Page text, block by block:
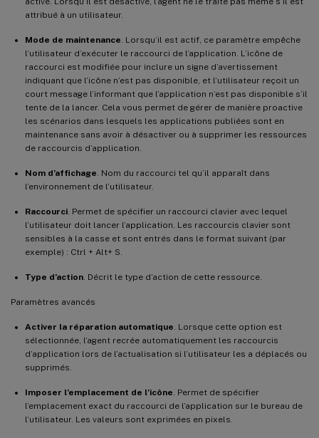
attribué à un utilisateur.
Mode de maintenance . Lorsqu’il est actif, ce paramètre empêche
l’utilisateur d’exécuter le raccourci de l’application. L’icône de
raccourci est modifiée pour inclure un signe d’avertissement
indiquant que l’icône n’est pas disponible, et l’utilisateur reçoit un
court message l’informant que l’application n’est pas disponible s’il
tente de la lancer. Cela vous permet de gérer de manière proactive
les scénarios dans lesquels les applications publiées sont en
maintenance sans avoir à désactiver ou à supprimer les ressources
de raccourcis d’application.
Nom d’affichage . Nom du raccourci tel qu’il apparaît dans
l’environnement de l’utilisateur.
Raccourci . Permet de spécifier un raccourci clavier avec lequel
l’utilisateur doit lancer l’application. Les raccourcis clavier sont
sensibles à la casse et sont entrés dans le format suivant (par
exemple) : Ctrl + Alt+ S.
Type d’action . Décrit le type d’action de cette ressource.
Paramètres avancés
Activer la réparation automatique . Lorsque cette option est
sélectionnée, l’agent recrée automatiquement les raccourcis
d’application lors de l’actualisation si l’utilisateur les a déplacés ou
supprimés.
Imposer l’emplacement de l’icône . Permet de spécifier
l’emplacement exact du raccourci de l’application sur le bureau de
l’utilisateur. Les valeurs sont exprimées en pixels.